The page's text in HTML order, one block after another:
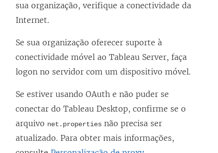
sua organização, verifique a conectividade da
Internet.
Se sua organização oferecer suporte à
conectividade móvel ao Tableau Server, faça
logon no servidor com um dispositivo móvel.
Se estiver usando OAuth e não puder se
conectar do Tableau Desktop, confirme se o
arquivo net.properties não precisa ser
atualizado. Para obter mais informações,